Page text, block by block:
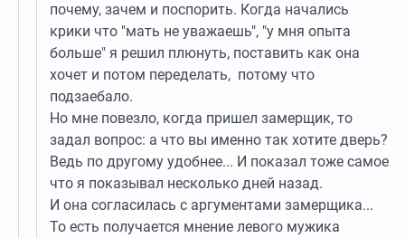
почему, зачем и поспорить. Когда начались
крики что "мать не уважаешь", "у мня опыта
больше" я решил плюнуть, поставить как она
хочет и потом переделать, потому что
подзаебало.
Но мне повезло, когда пришел замерщик, то
задал вопрос: а что вы именно так хотите дверь?
Ведь по другому удобнее... И показал тоже самое
что я показывал несколько дней назад.
И она согласилась с аргументами замерщика...
То есть получается мнение левого мужика